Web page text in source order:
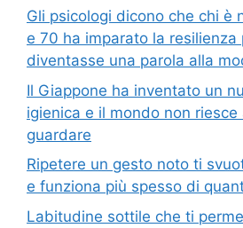
Gli psicologi dicono che chi è
e 70 ha imparato la resilienza
diventasse una parola alla
Il Giappone ha inventato un
igienica e il mondo non
guardare
Ripetere un gesto noto ti
e funziona più spesso di
Labitudine sottile che ti